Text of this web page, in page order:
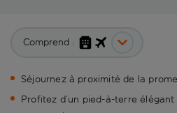
Comprend :
Séjournez à proximité de la
Profitez d’un pied-à-terre